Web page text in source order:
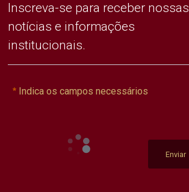
Inscreva-se para receber nossas
notícias e informações
institucionais.
Indica os campos necessários
Enviar